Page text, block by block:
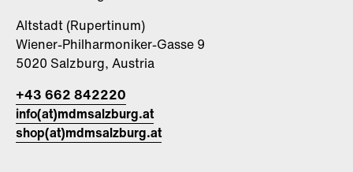
Altstadt (Rupertinum)
Wiener-Philharmoniker-Gasse 9
5020 Salzburg, Austria
+43 662 842220
info(at)mdmsalzburg.at
shop(at)mdmsalzburg.at